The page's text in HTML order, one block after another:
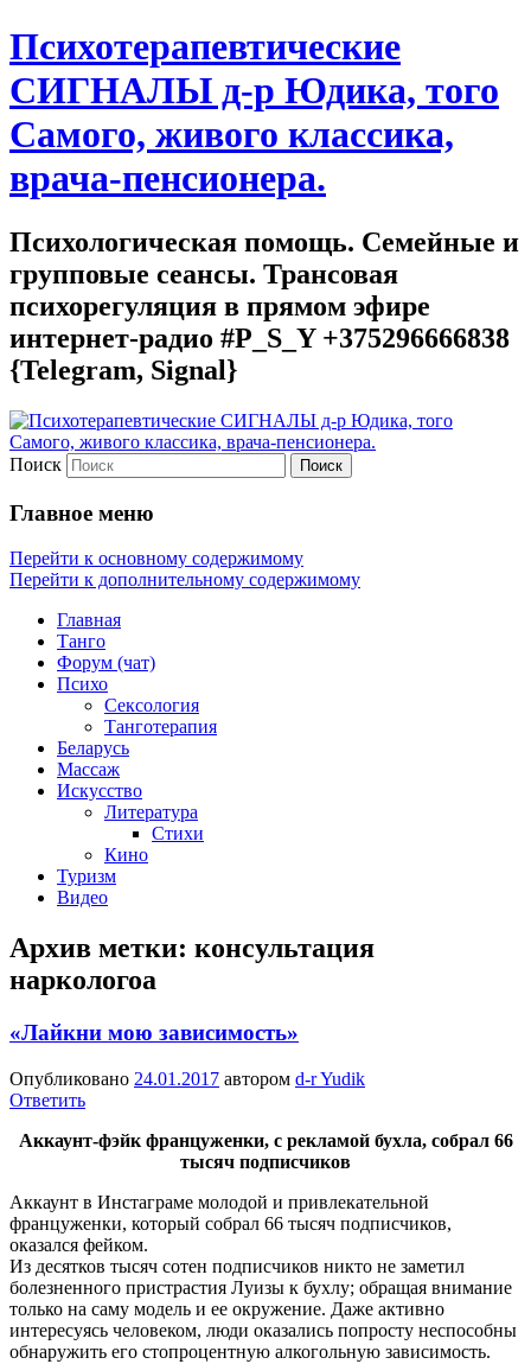
Психотерапевтические
СИГНАЛЫ д-р Юдика, того
Самого, живого классика,
врача-пенсионера.
Психологическая помощь. Семейные и
групповые сеансы. Трансовая
психорегуляция в прямом эфире
интернет-радио #P_S_Y +375296666838
{Telegram, Signal}
Поиск
Главное меню
Перейти к основному содержимому
Перейти к дополнительному содержимому
Главная
Танго
Форум (чат)
Психо
Сексология
Танготерапия
Беларусь
Массаж
Искусство
Литература
Стихи
Кино
Туризм
Видео
Архив метки: консультация
наркологоа
«Лайкни мою зависимость»
Опубликовано 24.01.2017 автором d-r Yudik
Ответить
Аккаунт-фэйк француженки, с рекламой бухла, собрал 66
тысяч подписчиков
Аккаунт в Инстаграме молодой и привлекательной
француженки, который собрал 66 тысяч подписчиков,
оказался фейком.
Из десятков тысяч сотен подписчиков никто не заметил
болезненного пристрастия Луизы к бухлу; обращая внимание
только на саму модель и ее окружение. Даже активно
интересуясь человеком, люди оказались попросту неспособны
обнаружить его стопроцентную алкогольную зависимость.